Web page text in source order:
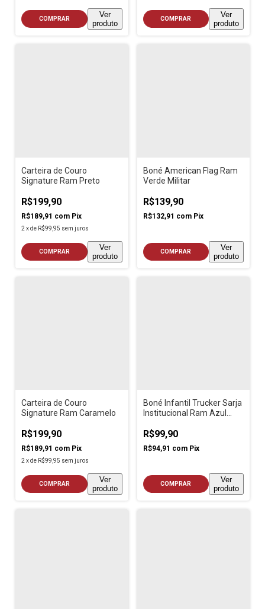
COMPRAR
Ver
produto
COMPRAR
Ver
produto
Carteira de Couro
Signature Ram Preto
R$199,90
R$189,91 com Pix
2 xde R$99,95 sem juros
COMPRAR
Ver
produto
Boné American Flag Ram
Verde Militar
R$139,90
R$132,91 com Pix
COMPRAR
Ver
produto
Carteira de Couro
Signature Ram Caramelo
R$199,90
R$189,91 com Pix
2 xde R$99,95 sem juros
COMPRAR
Ver
produto
Boné Infantil Trucker Sarja
Institucional Ram Azul
R$99,90
R$94,91 com Pix
COMPRAR
Ver
produto